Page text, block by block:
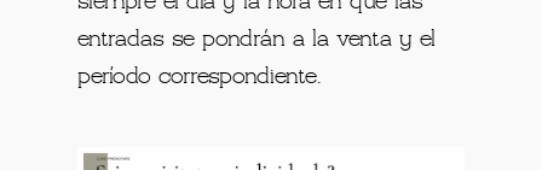
entradas se pondrán a la venta y el
período correspondiente.